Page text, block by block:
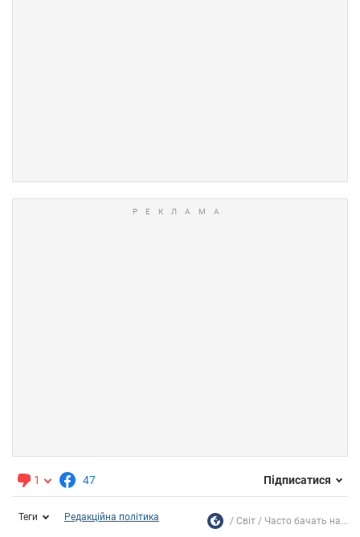
1 47 Підписатися
Теги Редакційна політика Світ Часто бачать на...